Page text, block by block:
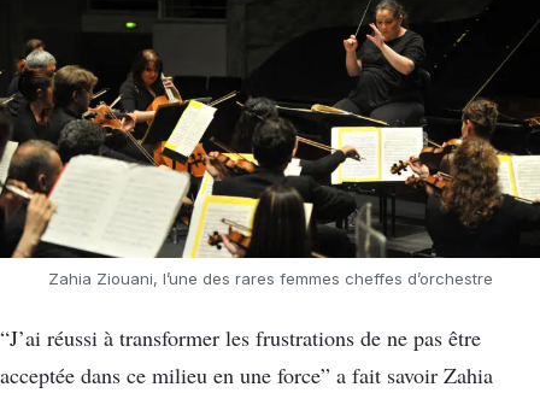
Zahia Ziouani, l’une des rares femmes cheffes d’orchestre
“J’ai réussi à transformer les frustrations de ne pas être
acceptée dans ce milieu en une force” a fait savoir Zahia